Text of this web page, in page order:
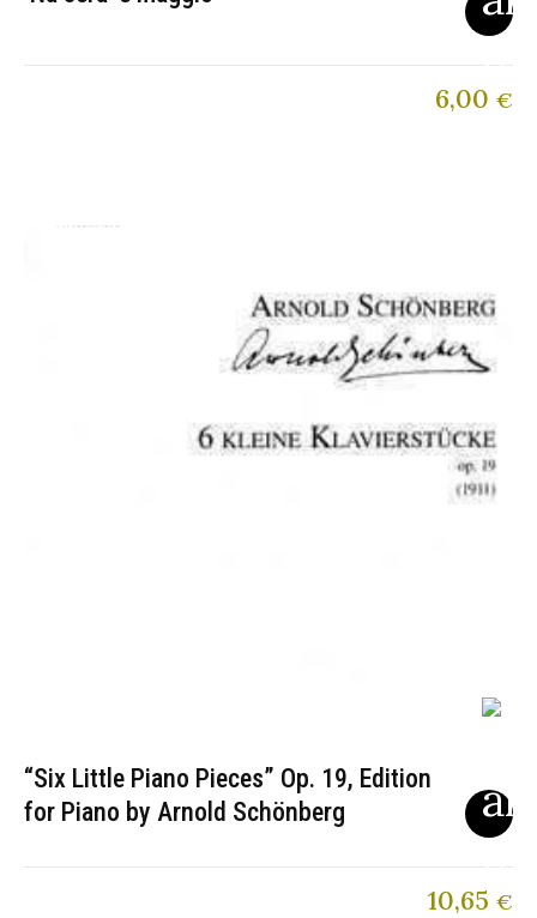
6,00 €
“Six Little Piano Pieces” Op. 19, Edition
for Piano by Arnold Schönberg
10,65 €